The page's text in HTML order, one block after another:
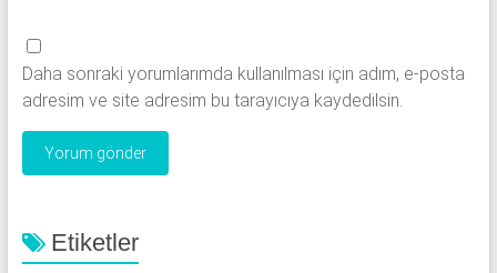
Daha sonraki yorumlarımda kullanılması için adım, e-posta
adresim ve site adresim bu tarayıcıya kaydedilsin.
Etiketler